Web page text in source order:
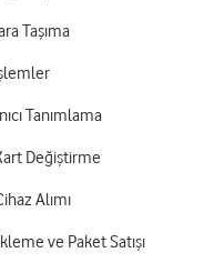
Taşıma
Tanımlama
Değiştirme
Alımı
ve Paket Satışı